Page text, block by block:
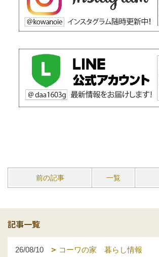
前の記事 一覧
記事一覧
26/08/10 コーワの家 暮らし情報